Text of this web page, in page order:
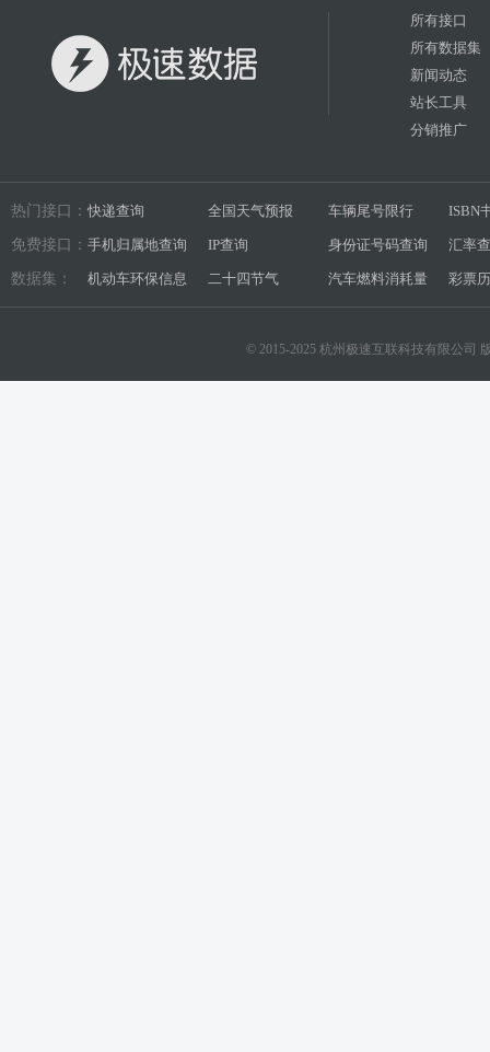
所有接口
所有数据集
新闻动态
站长工具
分销推广
热门接口： 快递查询 全国天气预报 车辆尾号限行 ISBN
免费接口： 手机归属地查询 IP查询 身份证号码查询 汇率
数据集： 机动车环保信息 二十四节气 汽车燃料消耗量 彩票
© 2015-2025 杭州极速互联科技有限公司